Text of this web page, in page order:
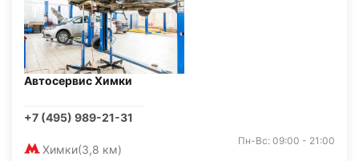
Автосервис Химки
+7 (495) 989-21-31
Химки(3,8 км)
Пн-Вс: 09:00 - 21:00